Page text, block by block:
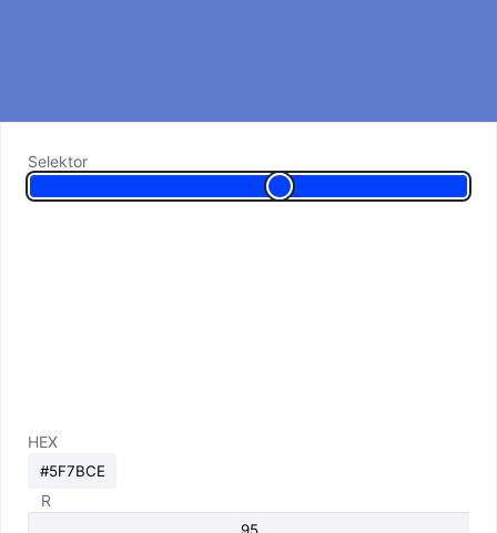
Selektor
HEX
R